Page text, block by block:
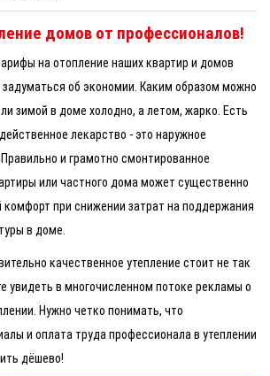
домов от профессионалов!
на отопление наших квартир и домов
задуматься об экономии. Каким образом можно
зимой в доме холодно, а летом, жарко. Есть
лекарство - это наружное
и грамотно смонтированное
или частного дома может существенно
комфорт при снижении затрат на поддержания
в доме.
качественное утепление стоит не так
увидеть в многочисленном потоке рекламы о
Нужно четко понимать, что
и оплата труда профессионала в утеплении
дёшево!